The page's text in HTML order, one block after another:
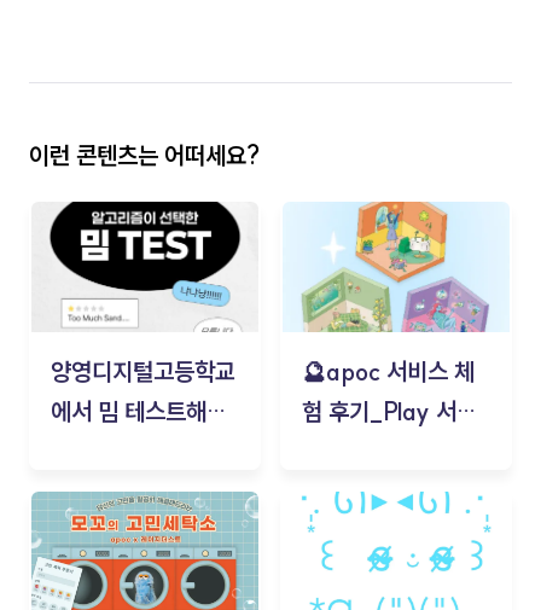
이런 콘텐츠는 어떠세요?
양영디지털고등학교
에서 밈 테스트해보
🔮apoc 서비스 체
험 후기_Play 서비
김태현